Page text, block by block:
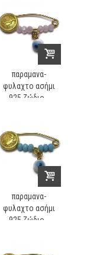
παραμανα-
φυλαχτο ασήμι
925 ζώδιο...
παραμανα-
φυλαχτο ασήμι
925 ζώδιο...